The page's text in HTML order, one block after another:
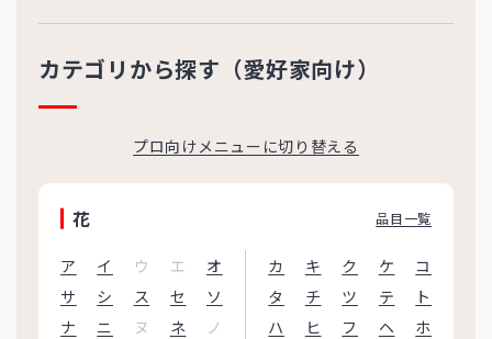
カテゴリから探す（愛好家向け）
プロ向けメニューに切り替える
花 品目一覧
ア イ ウ エ オ カ キ ク ケ
コ
サ
シ ス セ ソ タ チ ツ テ
ト
ナ
ニ ヌ ネ ノ ハ ヒ フ ヘ
ホ